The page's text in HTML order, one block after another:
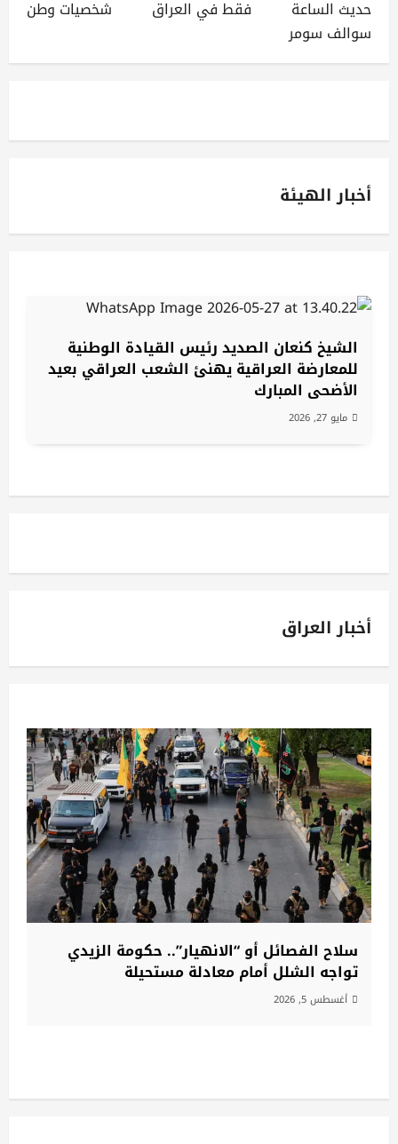
حديث الساعة فقط في العراق
شخصيات وطن
سوالف سومر
أخبار الهيئة
الشيخ كنعان الصديد رئيس القيادة الوطنية
للمعارضة العراقية يهنئ الشعب العراقي بعيد
الأضحى المبارك
مايو 27, 2026
أخبار العراق
سلاح الفصائل أو “الانهيار”.. حكومة الزيدي
تواجه الشلل أمام معادلة مستحيلة
أغسطس 5, 2026